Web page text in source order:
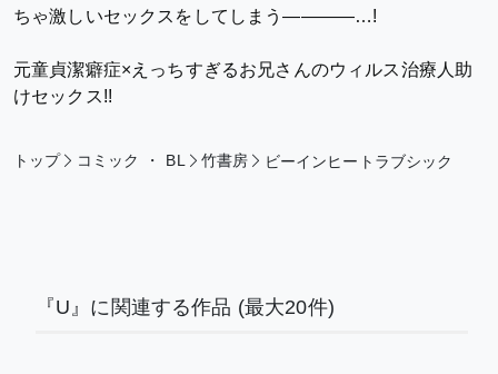
ちゃ激しいセックスをしてしまう――――…!
元童貞潔癖症×えっちすぎるお兄さんのウィルス治療人助
けセックス!!
トップ コミック ・ BL 竹書房 ビーインヒートラブシック
『U』に関連する作品 (最大20件)